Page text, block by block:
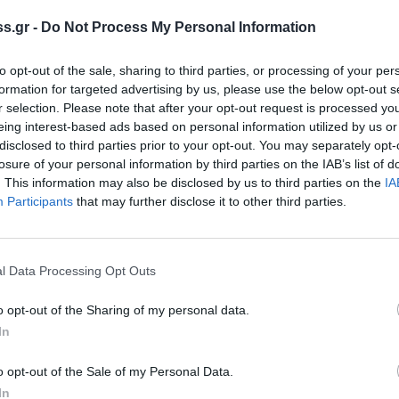
- Do Not Process My Personal Information
opt-out of the sale, sharing to third parties, or processing of your
for targeted advertising by us, please use the below opt-out
selection. Please note that after your opt-out request is processed
interest-based ads based on personal information utilized by us
to third parties prior to your opt-out. You may separately
of your personal information by third parties on the IAB’s list of
This information may also be disclosed by us to third parties on the
Participants that may further disclose it to other third parties.
Data Processing Opt Outs
opt-out of the Sharing of my personal data.
opt-out of the Sale of my Personal Data.
αγρότες. Το στοιχείο αυτό ήδη
τα όψιμα μανταρίνια Ορτανίκ
για τον παραγωγό.
ο κ. Πέτρος Μπλέτας, πρόεδρος στον
Λακωνίας «Sparta Orange» «οι ζημιές
που έπεσε τις προηγούμενες ημέρες
καλλιεργούνται μανταρίνια Ορτανίκ,
κακό είναι ότι στην περιοχή μας δεν
είμαστε όψιμοι, οπότε καταλαβαίνετε
από τα Πακιά Λακωνίας «ζημιά
είχαν μείνει αδιάθετες». Σύμφωνα με
έκανε τη μεγαλύτερη ζημιά, ενώ
ημέρες και πολύ χαλάζι». Όπως μας είπε